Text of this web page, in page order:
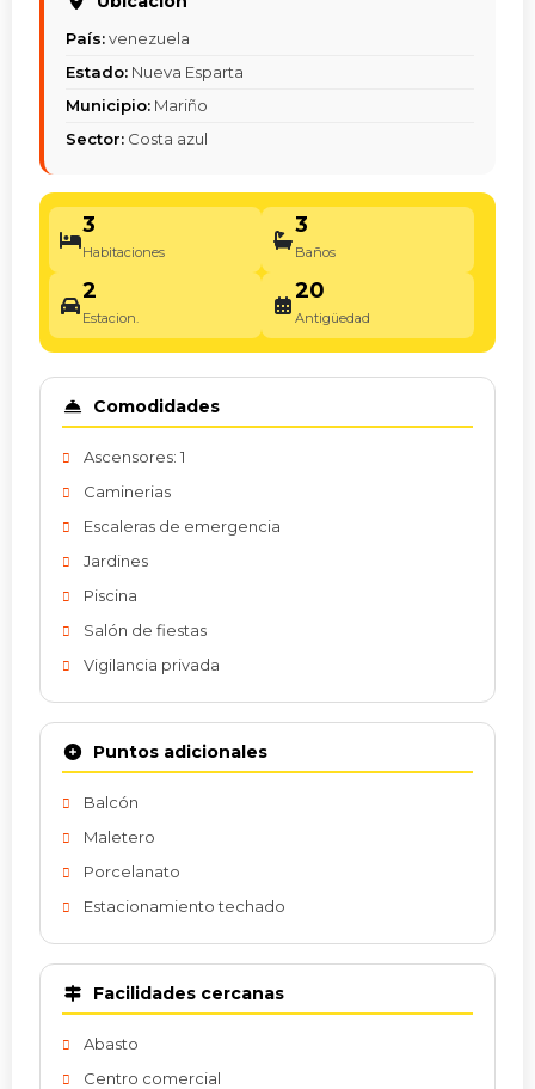
País:venezuela
Estado: Nueva Esparta
Municipio: Mariño
Sector: Costa azul
3
Habitaciones
3
Baños
2
Estacion.
20
Antigüedad
Comodidades
Ascensores: 1
Caminerias
Escaleras de emergencia
Jardines
Piscina
Salón de fiestas
Vigilancia privada
Puntos adicionales
Balcón
Maletero
Porcelanato
Estacionamiento techado
Facilidades cercanas
Abasto
Centro comercial